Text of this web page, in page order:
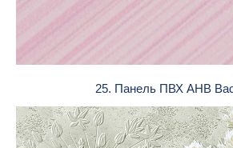
25. Панель ПВХ АНВ